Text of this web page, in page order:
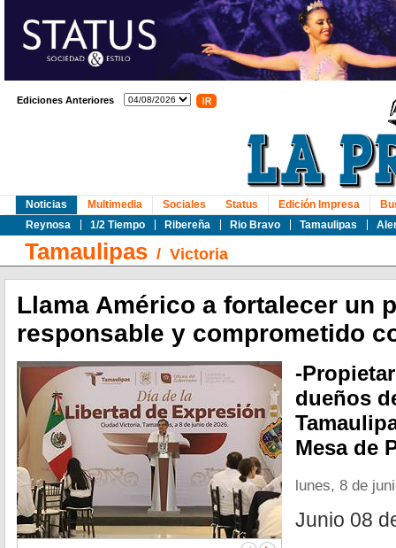
Ediciones Anteriores
Noticias
Reynosa
1/2 Tiempo Ribereña Rio Bravo Tamaulipas
Multimedia Sociales Status Edición Impresa
Tamaulipas / Victoria
Llama Américo a fortalecer un
responsable y comprometido
-
dueños
Mesa de
lunes, 8 de
Junio 08